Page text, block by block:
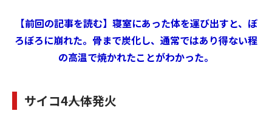
【前回の記事を読む】寝室にあった体を運び出すと、ぼ
ろぼろに崩れた。骨まで炭化し、通常ではあり得ない程
の高温で焼かれたことがわかった。
サイコ4――人体発火